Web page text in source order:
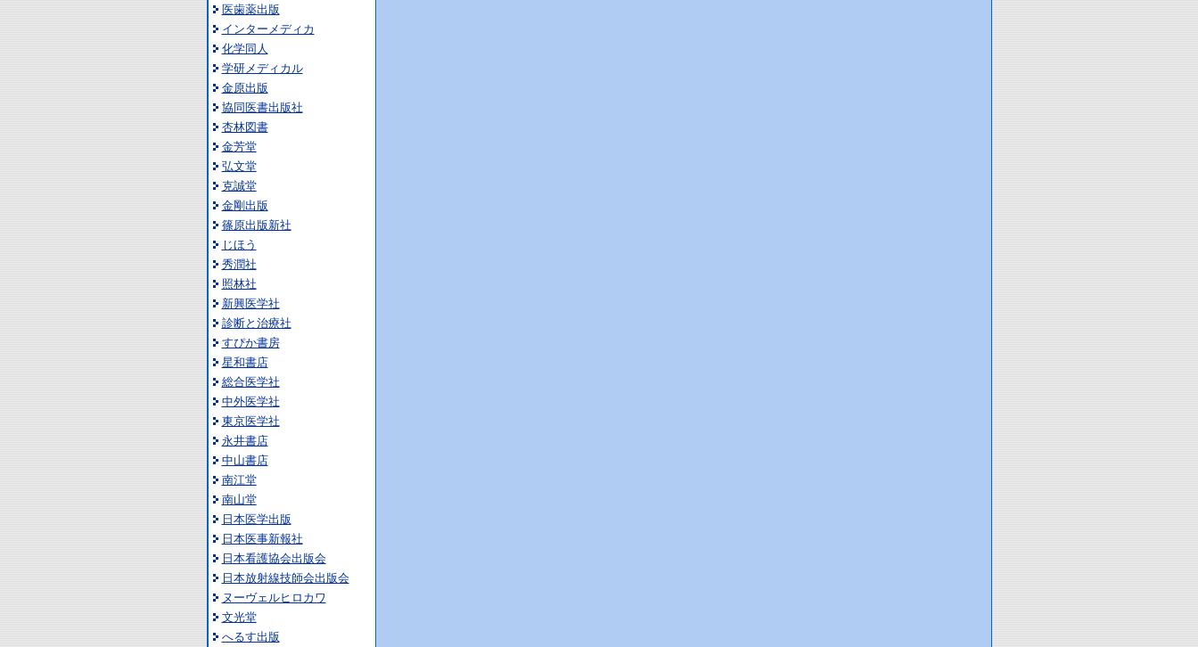
医歯薬出版
インターメディカ
化学同人
学研メディカル
金原出版
協同医書出版社
杏林図書
金芳堂
弘文堂
克誠堂
金剛出版
篠原出版新社
じほう
秀潤社
照林社
新興医学社
診断と治療社
すぴか書房
星和書店
総合医学社
中外医学社
東京医学社
永井書店
中山書店
南江堂
南山堂
日本医学出版
日本医事新報社
日本看護協会出版会
日本放射線技師会出版会
ヌーヴェルヒロカワ
文光堂
へるす出版